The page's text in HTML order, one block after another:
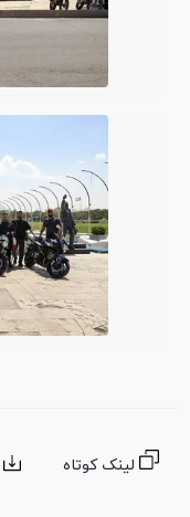
لینک کوتاه